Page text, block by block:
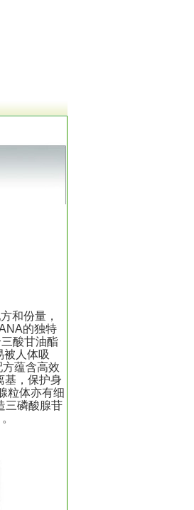
和份量，
的独特
酸甘油酯
被人体吸
蕴含高效
基，保护身
粒体亦有细
三磷酸腺苷